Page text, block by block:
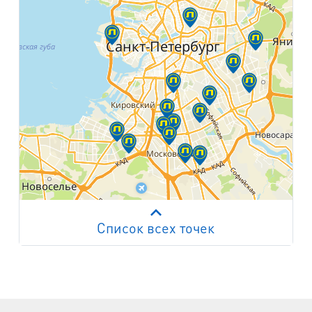
Работает на API 2ГИС
Лицензионное соглашение
Список всех точек